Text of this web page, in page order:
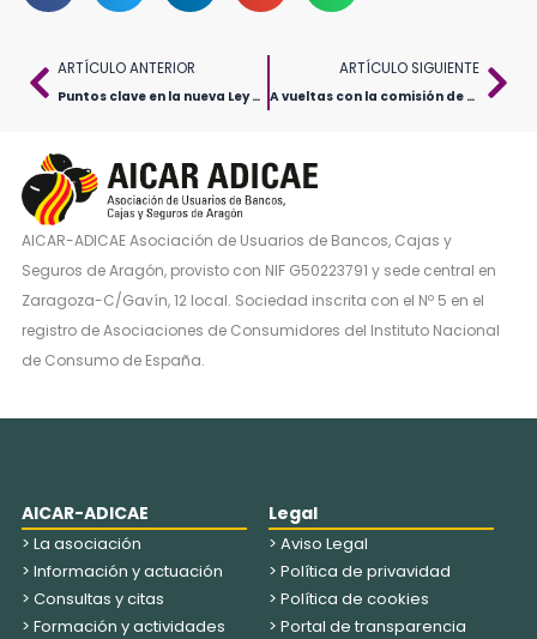
AntARTÍCULO ANTERIOR
Puntos clave en la nueva Ley de Vivienda
ARTÍCULO SIGUIENTE
A vueltas con la comisión de apertura, ¿se puede reclamar?
AICAR-ADICAE Asociación de Usuarios de Bancos, Cajas y
Seguros de Aragón, provisto con NIF G50223791 y sede central en
Zaragoza-C/Gavín, 12 local. Sociedad inscrita con el Nº 5 en el
registro de Asociaciones de Consumidores del Instituto Nacional
de Consumo de España.
AICAR-ADICAE
> La asociación
> Información y actuación
> Consultas y citas
> Formación y actividades
Legal
> Aviso Legal
> Política de privavidad
> Política de cookies
> Portal de transparencia